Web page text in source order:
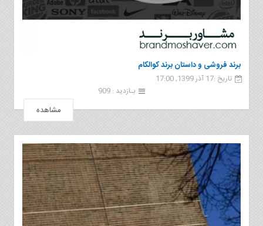
برند فروشی و داستان برند کوالکام
تاریخ :17 آذر 1399, 17:00
بـازدید : 909
مشاهده